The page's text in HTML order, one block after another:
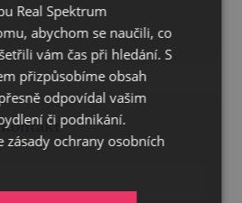
kontakt
Real Spektrum
abychom se naučili, co
vám čas při hledání. S
přizpůsobíme obsah
odpovídal vašim
či podnikání.
zásady ochrany osobních